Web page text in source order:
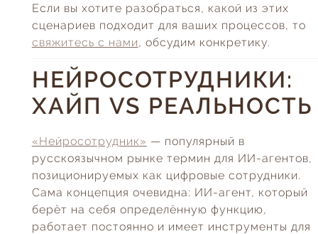
Если вы хотите разобраться, какой из этих
сценариев подходит для ваших процессов, то
свяжитесь с нами, обсудим конкретику.
НЕЙРОСОТРУДНИКИ:
ХАЙП VS РЕАЛЬНОСТЬ
«Нейросотрудник» — популярный в
русскоязычном рынке термин для ИИ-агентов,
позиционируемых как цифровые сотрудники.
Сама концепция очевидна: ИИ-агент, который
берёт на себя определённую функцию,
работает постоянно и имеет инструменты для